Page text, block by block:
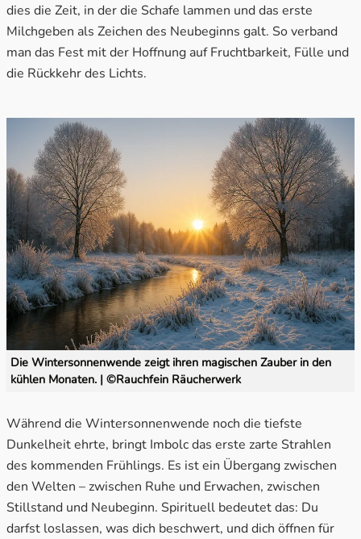
dies die Zeit, in der die Schafe lammen und das erste
Milchgeben als Zeichen des Neubeginns galt. So verband
man das Fest mit der Hoffnung auf Fruchtbarkeit, Fülle und
die Rückkehr des Lichts.
Die Wintersonnenwende zeigt ihren magischen Zauber in den
kühlen Monaten. | ©Rauchfein Räucherwerk
Während die Wintersonnenwende noch die tiefste
Dunkelheit ehrte, bringt Imbolc das erste zarte Strahlen
des kommenden Frühlings. Es ist ein Übergang zwischen
den Welten – zwischen Ruhe und Erwachen, zwischen
Stillstand und Neubeginn. Spirituell bedeutet das: Du
darfst loslassen, was dich beschwert, und dich öffnen für